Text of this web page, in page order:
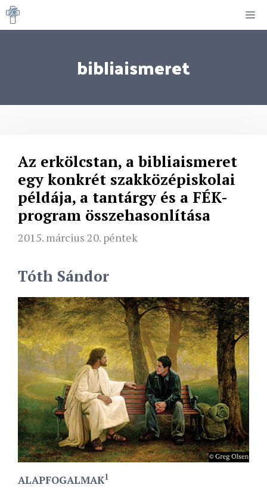
Kilépés
a
bibliaismeret
Az erkölcstan, a bibliaismeret
egy konkrét szakközépiskolai
példája, a tantárgy és a FÉK-
program összehasonlítása
2015. március 20. péntek
Tóth Sándor
ALAPFOGALMAK1